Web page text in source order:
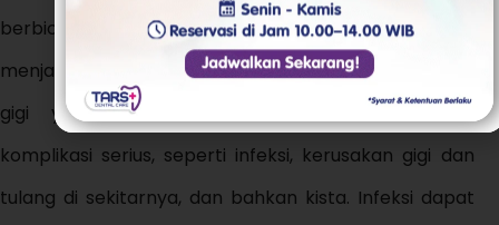
berbicara, dan tidur. Nyeri yang parah bahkan dapat
menjalar ke telinga, leher, dan rahang.Lebih dari itu,
gigi yang tidak dirawat dapat menyebabkan
komplikasi serius, seperti infeksi, kerusakan gigi dan
tulang di sekitarnya, dan bahkan kista. Infeksi dapat